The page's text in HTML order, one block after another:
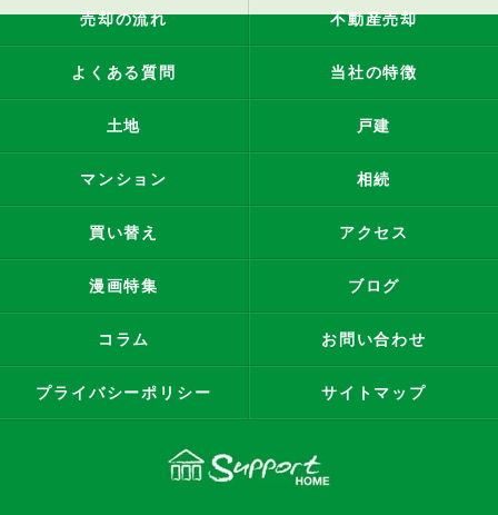
売却の流れ 不動産売却
よくある質問 当社の特徴
土地 戸建
マンション 相続
買い替え アクセス
漫画特集 ブログ
コラム お問い合わせ
プライバシーポリシー サイトマップ